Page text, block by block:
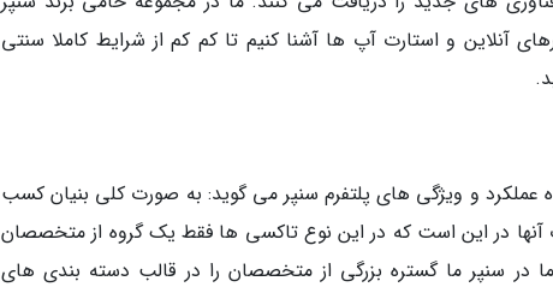
آنلاین و استارت آپ ها آشنا کنیم تا کم کم از شرایط کاملا سنتی
عملکرد و ویژگی های پلتفرم سنپر می گوید: به صورت کلی بنیان کسب
آنها در این است که در این نوع تاکسی ها فقط یک گروه از متخصصان
در سنپر ما گستره بزرگی از متخصصان را در قالب دسته بندی های